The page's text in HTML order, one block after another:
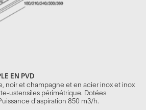
EN PVD
noir et champagne et en acier inox et inox
ustensiles périmétrique. Dotées
d'aspiration 850 m3/h.